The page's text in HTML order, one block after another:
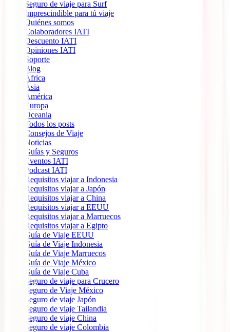
Seguro de viaje para Surf
Imprescindible para tú viaje
Quiénes somos
Colaboradores IATI
Descuento IATI
Opiniones IATI
Soporte
Blog
África
Ásia
América
Europa
Oceania
Todos los posts
Consejos de Viaje
Noticias
Guías y Seguros
Eventos IATI
Podcast IATI
Requisitos viajar a Indonesia
Requisitos viajar a Japón
Requisitos viajar a China
Requisitos viajar a EEUU
Requisitos viajar a Marruecos
Requisitos viajar a Egipto
Guía de Viaje EEUU
Guía de Viaje Indonesia
Guía de Viaje Marruecos
Guía de Viaje México
Guía de Viaje Cuba
Seguro de viaje para Crucero
Seguro de Viaje México
Seguro de viaje Japón
Seguro de viaje Tailandia
Seguro de viaje China
Seguro de viaje Colombia